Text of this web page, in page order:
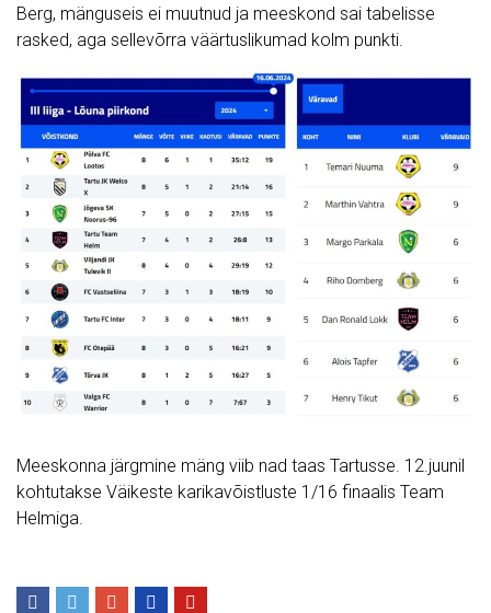
Berg, mänguseis ei muutnud ja meeskond sai tabelisse
rasked, aga sellevõrra väärtuslikumad kolm punkti.
Meeskonna järgmine mäng viib nad taas Tartusse. 12.juunil
kohtutakse Väikeste karikavõistluste 1/16 finaalis Team
Helmiga.